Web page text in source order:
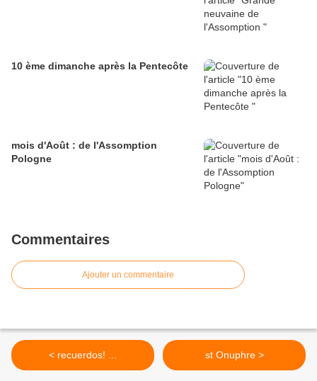
10 ème dimanche après la Pentecôte
mois d'Août : de l'Assomption
Pologne
Commentaires
Ajouter un commentaire
< recuerdos! ... st Onuphre >